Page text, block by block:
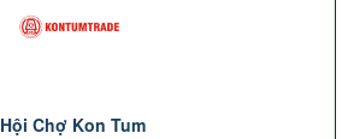
Hội Chợ Kon Tum